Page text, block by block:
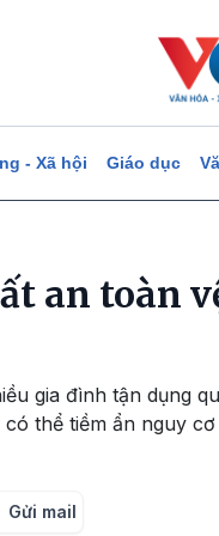
- Xã hội Giáo dục
an toàn
gia đình tận dụng
thể tiềm ẩn nguy
Gửi mail